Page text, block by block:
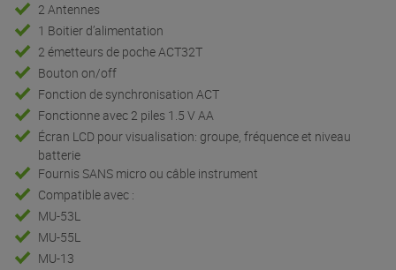
2 Antennes
1 Boitier d’alimentation
2 émetteurs de poche ACT32T
Bouton on/off
Fonction de synchronisation ACT
Fonctionne avec 2 piles 1.5 V AA
Écran LCD pour visualisation: groupe, fréquence et niveau
batterie
Fournis SANS micro ou câble instrument
Compatible avec :
MU-53L
MU-55L
MU-13